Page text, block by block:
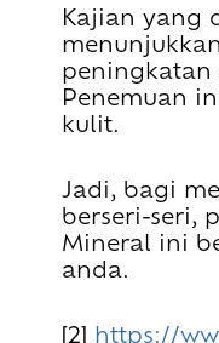
Kajian yang
peningkatan
Penemuan
kulit.
Jadi, bagi
berseri-seri,
Mineral ini
anda.
[2] https://